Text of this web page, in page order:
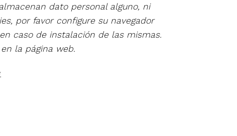
dato personal alguno, ni
por favor configure su navegador
caso de instalación de las mismas.
la página web.